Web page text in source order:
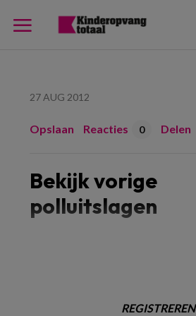
27 AUG 2012
Opslaan Reacties 0 Delen
Bekijk vorige
polluitslagen
REGISTREREN